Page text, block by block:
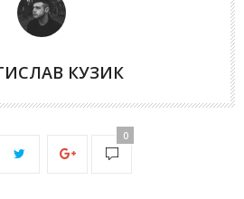
КУЗИК
0